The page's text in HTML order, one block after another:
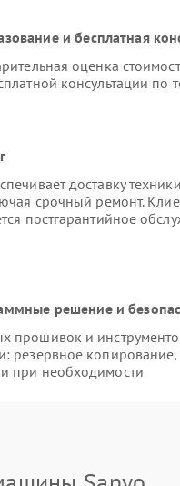
и бесплатная
оценка
консультации по
доставку
срочный ремонт.
постгарантийное
решение и
прошивок и
резервное
при необходимости